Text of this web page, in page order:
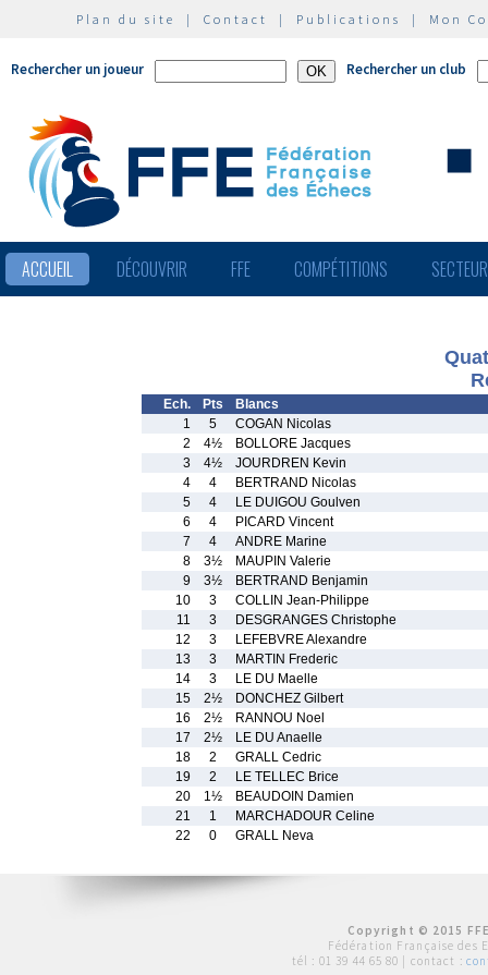
Plan du site | Contact | Publications | Mon
Rechercher un joueur Rechercher un club
ACCUEIL DÉCOUVRIR FFE COMPÉTITIONS
Ech. Pts
Blancs
1
5
COGAN Nicolas
2
4½
BOLLORE Jacques
3
4½
JOURDREN Kevin
4
4
BERTRAND Nicolas
5
4
LE DUIGOU Goulven
6
4
PICARD Vincent
7
4
ANDRE Marine
8
3½
MAUPIN Valerie
9
3½
BERTRAND Benjamin
10
3
COLLIN Jean-Philippe
11
3
DESGRANGES Christophe
12
3
LEFEBVRE Alexandre
13
3
MARTIN Frederic
14
3
LE DU Maelle
15
2½
DONCHEZ Gilbert
16
2½
RANNOU Noel
17
2½
LE DU Anaelle
18
2
GRALL Cedric
19
2
LE TELLEC Brice
20
1½
BEAUDOIN Damien
21
1
MARCHADOUR Celine
22
0 GRALL Neva
Copyright © 2015
Fédération Française des
tél : 01 39 44 65 80 | contact :